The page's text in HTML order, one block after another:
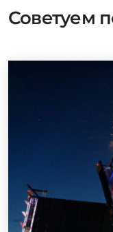
Советуем